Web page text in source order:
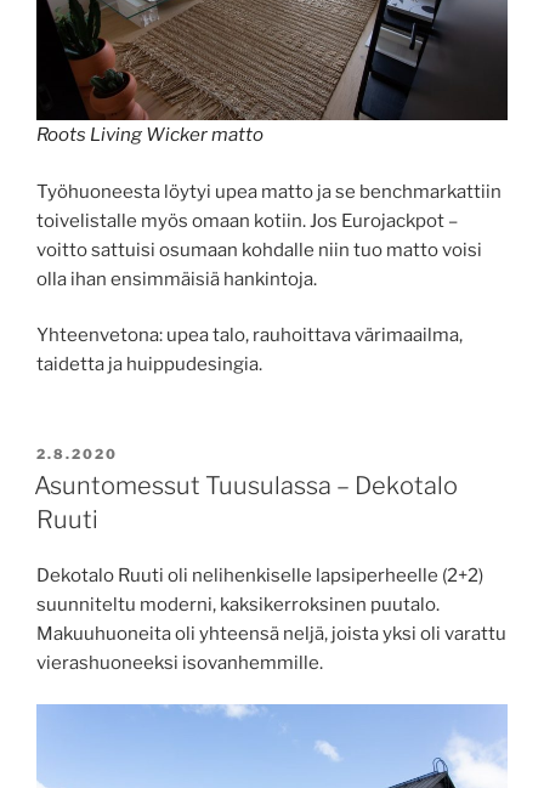
Roots Living Wicker matto
Työhuoneesta löytyi upea matto ja se benchmarkattiin
toivelistalle myös omaan kotiin. Jos Eurojackpot –
voitto sattuisi osumaan kohdalle niin tuo matto voisi
olla ihan ensimmäisiä hankintoja.
Yhteenvetona: upea talo, rauhoittava värimaailma,
taidetta ja huippudesingia.
JULKAISTU
2.8.2020
Asuntomessut Tuusulassa – Dekotalo
Ruuti
Dekotalo Ruuti oli nelihenkiselle lapsiperheelle (2+2)
suunniteltu moderni, kaksikerroksinen puutalo.
Makuuhuoneita oli yhteensä neljä, joista yksi oli varattu
vierashuoneeksi isovanhemmille.